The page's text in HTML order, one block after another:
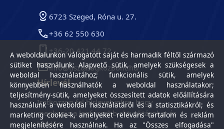
6723 Szeged, Róna u. 27.
+36 62 550 630
+36-20 421 44 72
info@tisztasagkozpont.hu
Hírlevél
Iratkozzon fel hírlevelünkre, hogy
megkapja a legfrissebb aktualitásokat és
híreket.
A weboldalunkon válogatott saját és harmadik féltől származó
sütiket használunk: Alapvető sütik, amelyek szükségesek a
weboldal használatához; funkcionális sütik, amelyek
könnyebben használhatók a weboldal használatakor;
teljesítmény-sütik, amelyeket összesített adatok előállítására
használunk a weboldal használatáról és a statisztikákról; és
marketing cookie-k, amelyeket releváns tartalom és reklám
megjelenítésére használnak. Ha az "Összes elfogadása"